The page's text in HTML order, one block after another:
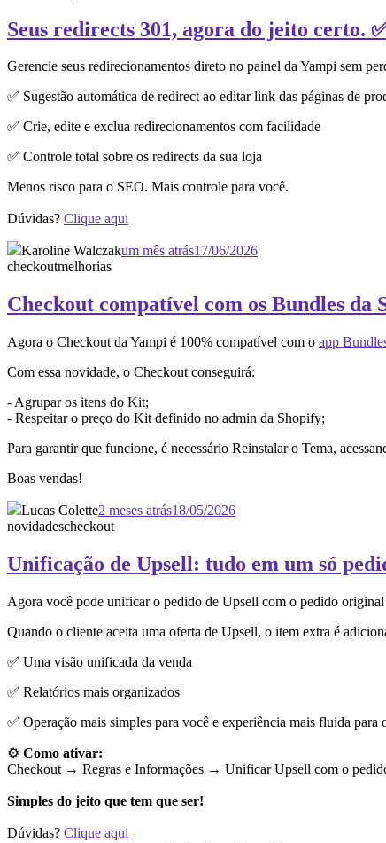
Seus redirects 301, agora do jeito certo.
Gerencie seus redirecionamentos direto no painel da Yampi sem
✅ Sugestão automática de redirect ao editar link das páginas de
✅ Crie, edite e exclua redirecionamentos com facilidade
✅ Controle total sobre os redirects da sua loja
Menos risco para o SEO. Mais controle para você.
Dúvidas? Clique aqui
Karoline Walczakum mês atrás17/06/2026
checkoutmelhorias
Checkout compatível com os Bundles da
Agora o Checkout da Yampi é 100% compatível com o app
Com essa novidade, o Checkout conseguirá:
- Agrupar os itens do Kit;
- Respeitar o preço do Kit definido no admin da Shopify;
Para garantir que funcione, é necessário Reinstalar o Tema,
Boas vendas!
Lucas Colette2 meses atrás18/05/2026
novidadescheckout
Unificação de Upsell: tudo em um só
Agora você pode unificar o pedido de Upsell com o pedido
Quando o cliente aceita uma oferta de Upsell, o item extra é
✅ Uma visão unificada da venda
✅ Relatórios mais organizados
✅ Operação mais simples para você e experiência mais fluida para
⚙️ Como ativar:
Checkout → Regras e Informações → Unificar Upsell com o
Simples do jeito que tem que ser!
Dúvidas? Clique aqui